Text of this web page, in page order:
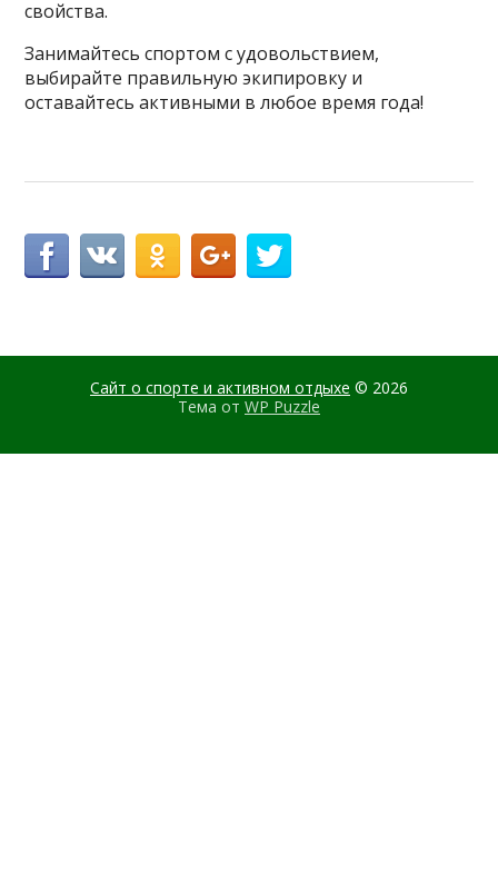
свойства.
Занимайтесь спортом с удовольствием,
выбирайте правильную экипировку и
оставайтесь активными в любое время года!
Сайт о спорте и активном отдыхе © 2026
Тема от WP Puzzle